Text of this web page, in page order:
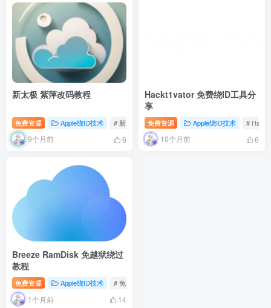
新太极 紫萍改码教程
免费资源 Apple绕ID技术 # 新太极 # 越狱 # 免越狱
9个月前 6
Hackt1vator 免费绕ID工具分
享
免费资源 Apple绕ID技术 #
10个月前 6
Breeze RamDisk 免越狱绕过
教程
免费资源 Apple绕ID技术 # 免越狱
1个月前 14